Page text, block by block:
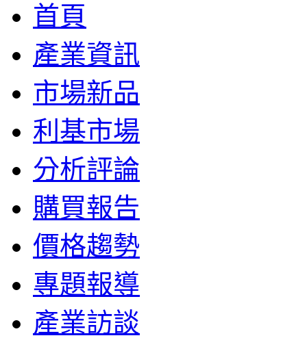
首頁
產業資訊
市場新品
利基市場
分析評論
購買報告
價格趨勢
專題報導
產業訪談